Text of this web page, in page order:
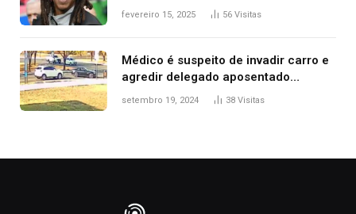
fevereiro 15, 2025 56 Visitas
Médico é suspeito de invadir carro e
agredir delegado aposentado
durante confusão no trânsito
setembro 19, 2024 38 Visitas